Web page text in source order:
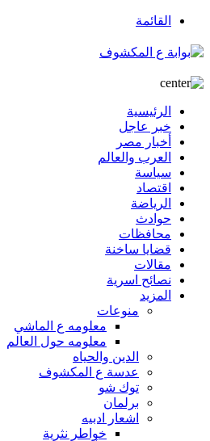
القائمة
الرئيسية
خبر عاجل
أخبار مصر
العرب والعالم
سياسة
اقتصاد
الرياضة
حوادث
محافظات
قضايا ساخنة
مقالات
نصائح اسرية
المزيد
منوعات
معلومه ع الماشي
معلومه حول العالم
الدين والحياه
عدسة ع المكشوف
توك شو
برلمان
اشعار ادبيه
خواطر نثرية